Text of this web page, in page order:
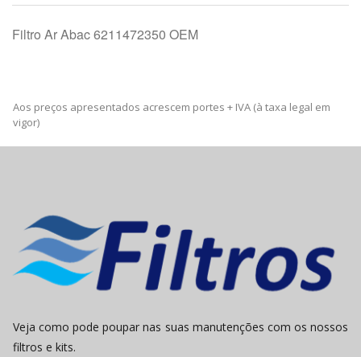
Filtro Ar Abac 6211472350 OEM
Aos preços apresentados acrescem portes + IVA (à taxa legal em
vigor)
Veja como pode poupar nas suas manutenções com os nossos
filtros e kits.